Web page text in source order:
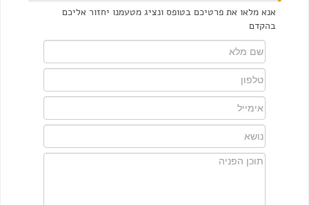
אנא מלאו את פרטיכם בטופס ונציג מטעמנו יחזור אליכם
בהקדם